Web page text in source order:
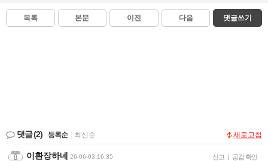
목록 본문 이전 다음 댓글쓰기
댓글(2) 등록순 최신순 새로고침
이환장하네 26-06-03 16:35 신고 | 공감 확인